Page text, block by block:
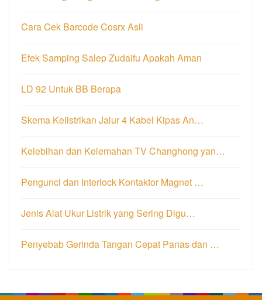
Cara Cek Barcode Cosrx Asli
Efek Samping Salep Zudaifu Apakah Aman
LD 92 Untuk BB Berapa
Skema Kelistrikan Jalur 4 Kabel Kipas An…
Kelebihan dan Kelemahan TV Changhong yan…
Pengunci dan Interlock Kontaktor Magnet …
Jenis Alat Ukur Listrik yang Sering Digu…
Penyebab Gerinda Tangan Cepat Panas dan …